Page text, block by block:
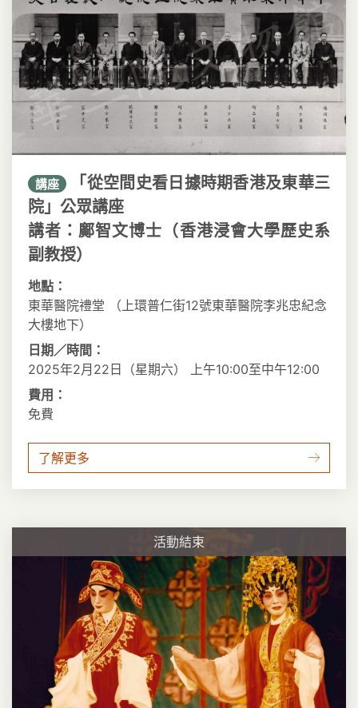
講座
「從空間史看日據時期香港及東華三
院」公眾講座
講者：鄺智文博士（香港浸會大學歷史系
副教授）
地點：
東華醫院禮堂 （上環普仁街12號東華醫院李兆忠紀念
大樓地下）
日期／時間：
2025年2月22日（星期六） 上午10:00至中午12:00
費用：
免費
了解更多
活動結束